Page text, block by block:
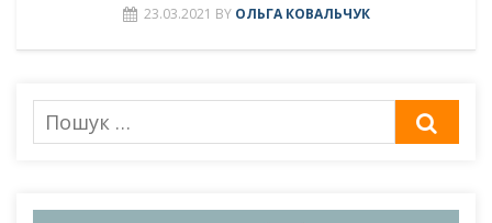
23.03.2021 BY ОЛЬГА КОВАЛЬЧУК
Пошук
для: